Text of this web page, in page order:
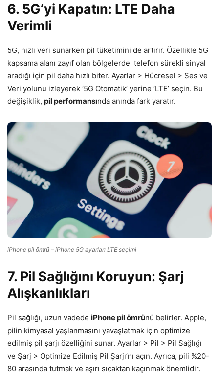
6. 5G’yi Kapatın: LTE Daha
Verimli
5G, hızlı veri sunarken pil tüketimini de artırır. Özellikle 5G
kapsama alanı zayıf olan bölgelerde, telefon sürekli sinyal
aradığı için pil daha hızlı biter. Ayarlar > Hücresel > Ses ve
Veri yolunu izleyerek ‘5G Otomatik’ yerine ‘LTE’ seçin. Bu
değişiklik, pil performansında anında fark yaratır.
iPhone pil ömrü – iPhone 5G ayarları LTE seçimi
7. Pil Sağlığını Koruyun: Şarj
Alışkanlıkları
Pil sağlığı, uzun vadede iPhone pil ömrünü belirler. Apple,
pilin kimyasal yaşlanmasını yavaşlatmak için optimize
edilmiş pil şarjı özelliğini sunar. Ayarlar > Pil > Pil Sağlığı
ve Şarj > Optimize Edilmiş Pil Şarjı’nı açın. Ayrıca, pili %20-
80 arasında tutmak ve aşırı sıcaktan kaçınmak önemlidir.